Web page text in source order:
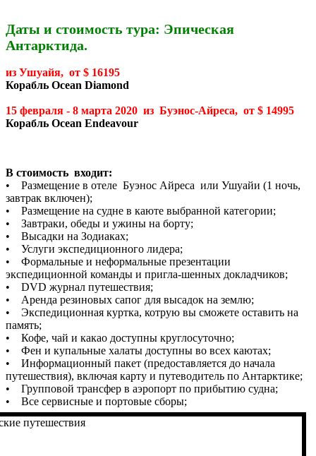
Даты и стоимость тура: Эпическая
Антарктида.
из Ушуайя, от $ 16195
Корабль Ocean Diamond
15 февраля - 8 марта 2020 из Буэнос-Айреса, от $ 14995
Корабль Ocean Endeavour
В стоимость входит:
• Размещение в отеле Буэнос Айреса или Ушуайи (1 ночь,
завтрак включен);
• Размещение на судне в каюте выбранной категории;
• Завтраки, обеды и ужины на борту;
• Высадки на Зодиаках;
• Услуги экспедиционного лидера;
• Формальные и неформальные презентации
экспедиционной команды и пригла-шенных докладчиков;
• DVD журнал путешествия;
• Аренда резиновых сапог для высадок на землю;
• Экспедиционная куртка, котрую вы сможете оставить на
память;
• Кофе, чай и какао доступны круглосуточно;
• Фен и купальные халаты доступны во всех каютах;
• Информационный пакет (предоставляется до начала
путешествия), включая карту и путеводитель по Антарктике;
• Групповой трансфер в аэропорт по прибытию судна;
• Все сервисные и портовые сборы;